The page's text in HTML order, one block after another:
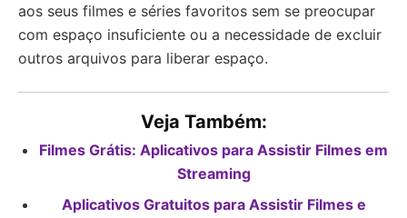
aos seus filmes e séries favoritos sem se preocupar
com espaço insuficiente ou a necessidade de excluir
outros arquivos para liberar espaço.
Veja Também:
Filmes Grátis: Aplicativos para Assistir Filmes em
Streaming
Aplicativos Gratuitos para Assistir Filmes e